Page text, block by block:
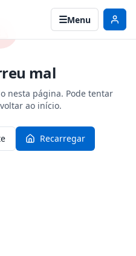
Menu
mal
nesta página. Pode tentar
ao início.
Recarregar